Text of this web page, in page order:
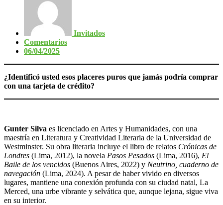
Invitados
Comentarios
06/04/2025
¿Identificó usted esos placeres puros que jamás podría comprar
con una tarjeta de crédito?
Gunter Silva es licenciado en Artes y Humanidades, con una
maestría en Literatura y Creatividad Literaria de la Universidad de
Westminster. Su obra literaria incluye el libro de relatos Crónicas de
Londres (Lima, 2012), la novela Pasos Pesados (Lima, 2016), El
Baile de los vencidos (Buenos Aires, 2022) y Neutrino, cuaderno de
navegación (Lima, 2024). A pesar de haber vivido en diversos
lugares, mantiene una conexión profunda con su ciudad natal, La
Merced, una urbe vibrante y selvática que, aunque lejana, sigue viva
en su interior.